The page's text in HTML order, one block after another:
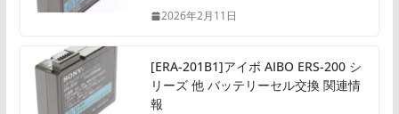
2026年2月11日
[ERA-201B1]アイボ AIBO ERS-200 シ
リーズ 他 バッテリーセル交換 関連情
報